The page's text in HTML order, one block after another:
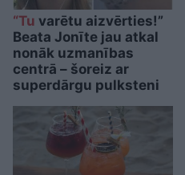
“Tu varētu aizvērties!”
Beata Jonīte jau atkal
nonāk uzmanības
centrā – šoreiz ar
superdārgu pulksteni